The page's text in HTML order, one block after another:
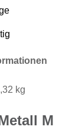
kg
M